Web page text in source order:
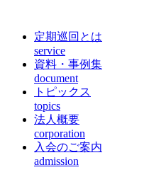
定期巡回とは
service
資料・事例集
document
トピックス
topics
法人概要
corporation
入会のご案内
admission